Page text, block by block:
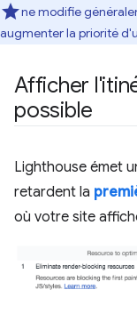
ne modifie
augmenter la priorité
Afficher
possible
Lighthouse émet
retardent la
où votre site